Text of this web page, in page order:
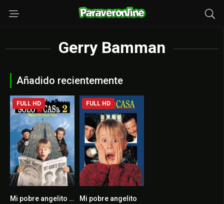
Gerry Bamman
Añadido recientemente
6.9
FULL HD
Mi pobre angelito 2: Perdido en Nueva York 7.7
FULL HD
Mi pobre angelito